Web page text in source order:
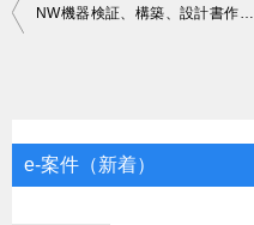
投
ゲ
NW機器検証、構築、設計書作成等
e-案件（新着）